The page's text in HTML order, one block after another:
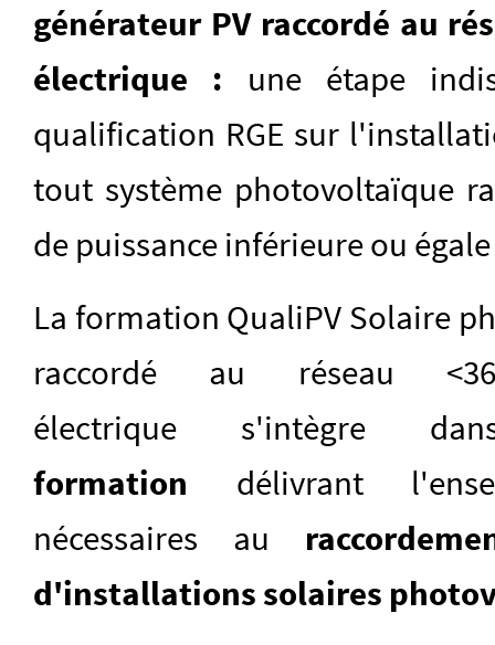
générateur PV raccordé au
électrique : une étape
qualification RGE sur
tout système photovoltaïque
de puissance inférieure ou égale
La formation QualiPV Solaire
raccordé au réseau
électrique s'intègre
formation délivrant
nécessaires au
d'installations solaires